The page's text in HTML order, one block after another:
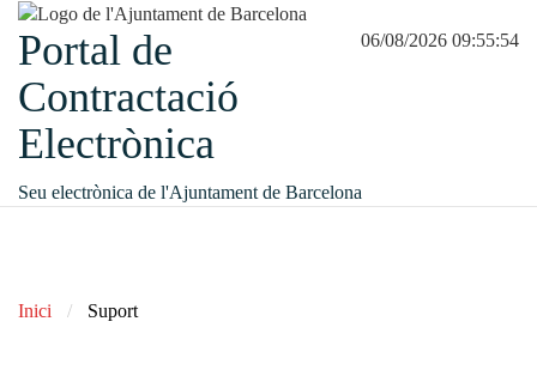
06/08/2026 09:55:54
Portal de
Contractació
Electrònica
Seu electrònica de l'Ajuntament de Barcelona
Inici Suport